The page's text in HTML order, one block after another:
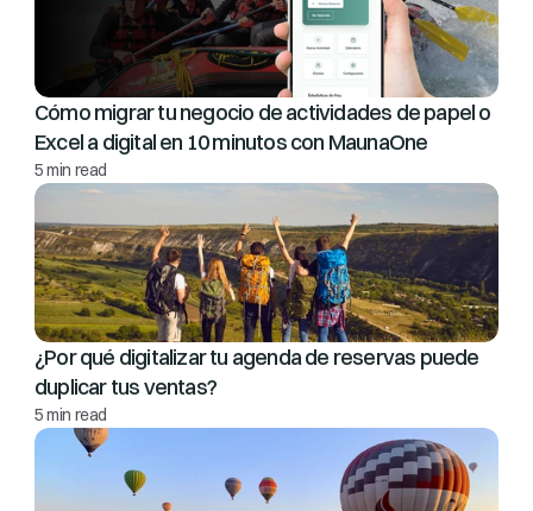
Cómo migrar tu negocio de actividades de papel o
Excel a digital en 10 minutos con MaunaOne
5 min read
¿Por qué digitalizar tu agenda de reservas puede
duplicar tus ventas?
5 min read